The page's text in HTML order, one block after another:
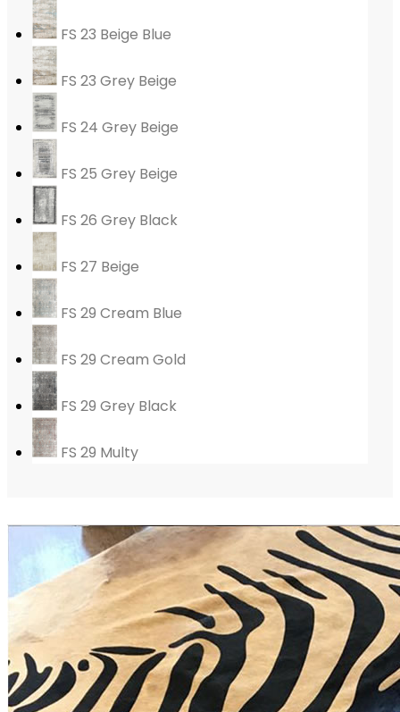
FS 23 Beige Blue
FS 23 Grey Beige
FS 24 Grey Beige
FS 25 Grey Beige
FS 26 Grey Black
FS 27 Beige
FS 29 Cream Blue
FS 29 Cream Gold
FS 29 Grey Black
FS 29 Multy